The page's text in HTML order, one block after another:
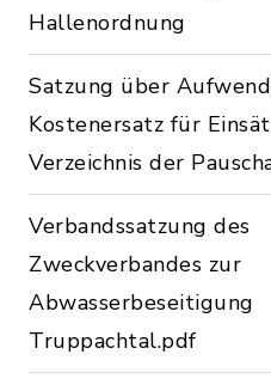
Hallenordnung
Satzung über
Kostenersatz für
Verzeichnis der
Verbandssatzung des
Zweckverbandes zur
Abwasserbeseitigung
Truppachtal.pdf